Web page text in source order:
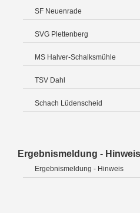
SF Neuenrade
SVG Plettenberg
MS Halver-Schalksmühle
TSV Dahl
Schach Lüdenscheid
Ergebnismeldung - Hinweis
Ergebnismeldung - Hinweis